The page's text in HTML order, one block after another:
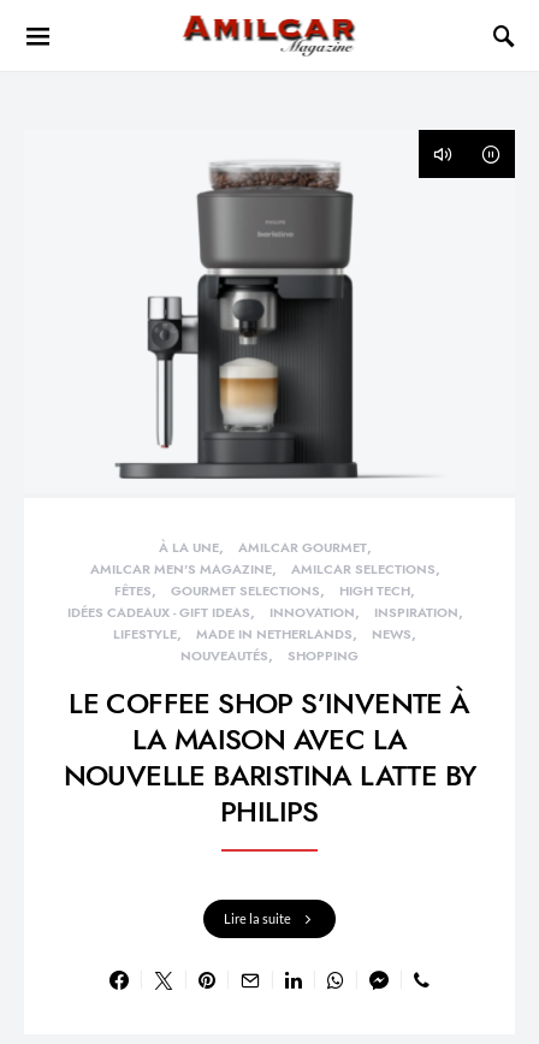
À LA UNE
AMILCAR GOURMET
AMILCAR MEN'S MAGAZINE
AMILCAR SELECTIONS
FÊTES
GOURMET SELECTIONS
HIGH TECH
IDÉES CADEAUX - GIFT IDEAS
INNOVATION
INSPIRATION
LIFESTYLE
MADE IN NETHERLANDS
NEWS
NOUVEAUTÉS
SHOPPING
LE COFFEE SHOP S’INVENTE À
LA MAISON AVEC LA
NOUVELLE BARISTINA LATTE BY
PHILIPS
Lire la suite